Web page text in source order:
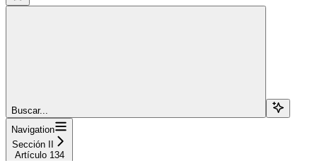
Buscar...
Navigation
Sección II
Artículo 134